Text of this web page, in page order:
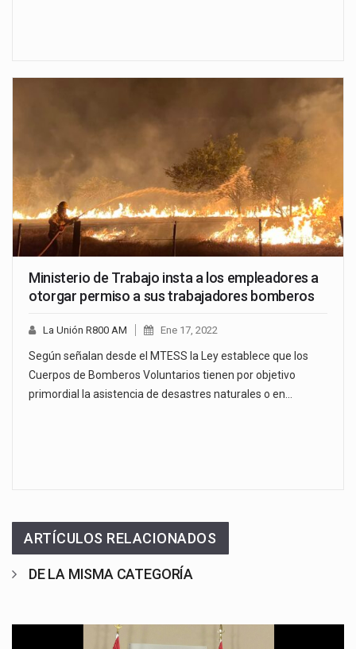
Ministerio de Trabajo insta a los empleadores a
otorgar permiso a sus trabajadores bomberos
La Unión R800 AM Ene 17, 2022
Según señalan desde el MTESS la Ley establece que los
Cuerpos de Bomberos Voluntarios tienen por objetivo
primordial la asistencia de desastres naturales o en…
ARTÍCULOS RELACIONADOS
DE LA MISMA CATEGORÍA